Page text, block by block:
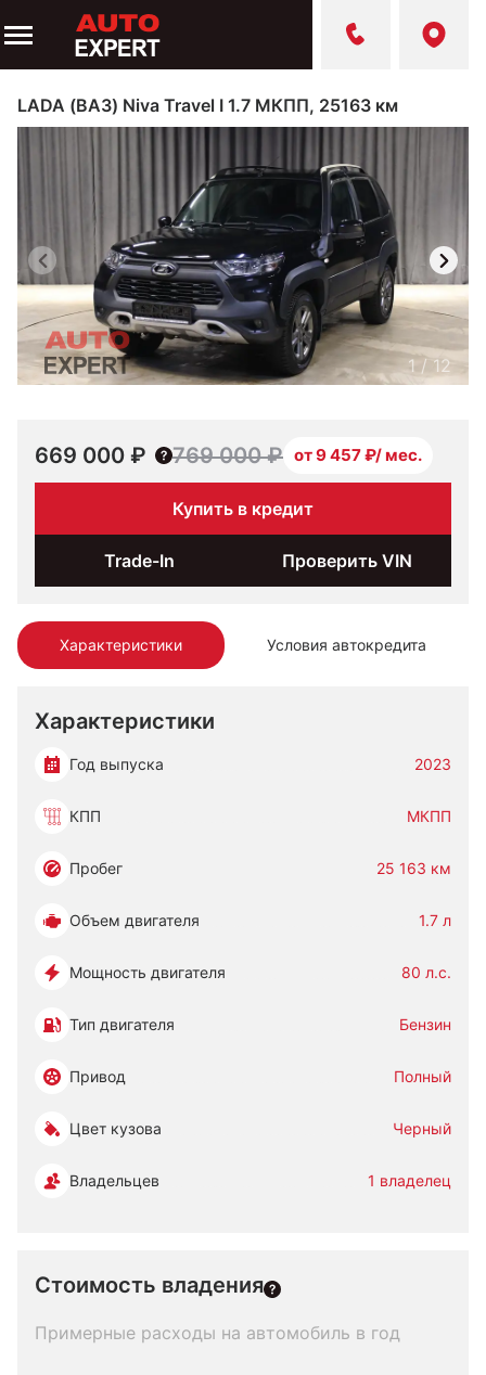
LADA (ВАЗ) Niva Travel I 1.7 МКПП, 25163 км
Характеристики Условия автокредита
Характеристики
Год выпуска 2023
КПП МКПП
Пробег 25 163 км
Объем двигателя 1.7 л
Мощность двигателя 80 л.с.
Тип двигателя Бензин
Привод Полный
Цвет кузова Черный
Владельцев 1 владелец
Стоимость владения
Примерные расходы на автомобиль в год
1 / 12
669 000 ₽ 769 000 ₽ от 9 457 ₽/ мес.
Купить в кредит
Trade-In Проверить VIN